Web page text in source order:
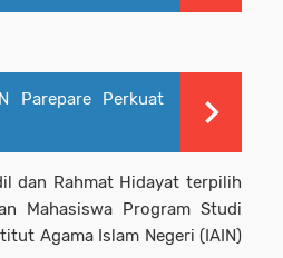
Parepare Perkuat
dan Rahmat Hidayat terpilih
Mahasiswa Program Studi
Agama Islam Negeri (IAIN)